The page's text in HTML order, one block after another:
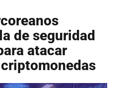
de seguridad
atacar